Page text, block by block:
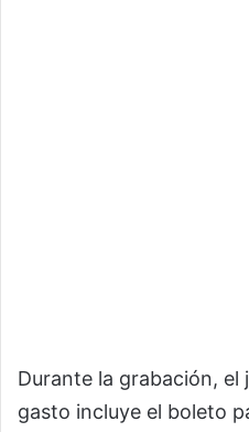
Durante la grabación, el
gasto incluye el boleto